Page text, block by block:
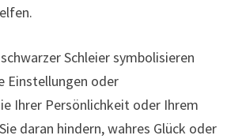
Schleier symbolisieren
Einstellungen oder
Ihrer Persönlichkeit oder Ihrem
daran hindern, wahres Glück oder